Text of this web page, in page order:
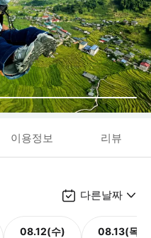
이용정보 리뷰
다른날짜
08.12(수) 08.13(목)